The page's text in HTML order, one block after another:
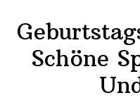
navigation
contentSchöne